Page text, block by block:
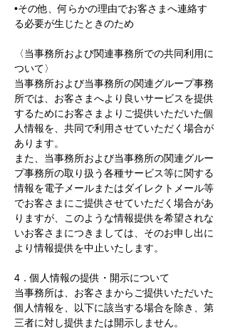
•その他、何らかの理由でお客さまへ連絡す
る必要が生じたときのため
〈当事務所および関連事務所での共同利用に
ついて〉
当事務所および当事務所の関連グループ事務
所では、お客さまへより良いサービスを提供
するためにお客さまよりご提供いただいた個
人情報を、共同で利用させていただく場合が
あります。
また、当事務所および当事務所の関連グルー
プ事務所の取り扱う各種サービス等に関する
情報を電子メールまたはダイレクトメール等
でお客さまにご提供させていただく場合があ
りますが、このような情報提供を希望されな
いお客さまにつきましては、そのお申し出に
より情報提供を中止いたします。
4．個人情報の提供・開示について
当事務所は、お客さまからご提供いただいた
個人情報を、以下に該当する場合を除き、第
三者に対し提供または開示しません。